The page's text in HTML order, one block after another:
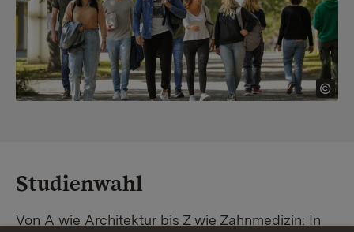
Studienwahl
Von A wie Architektur bis Z wie Zahnmedizin: In